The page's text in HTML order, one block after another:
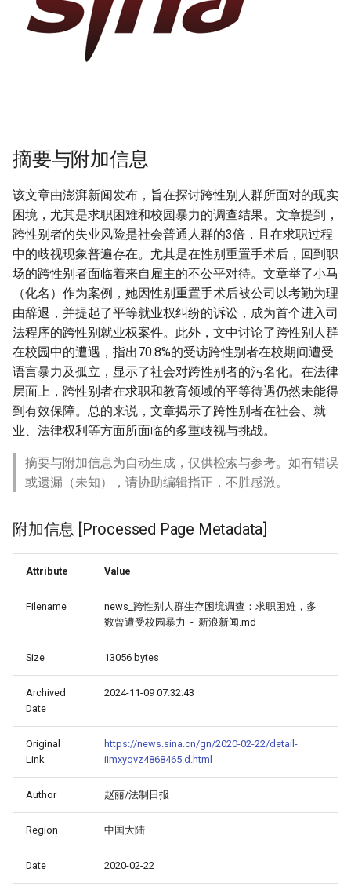
摘要与附加信息
该文章由澎湃新闻发布，旨在探讨跨性别人群所面对的现实
困境，尤其是求职困难和校园暴力的调查结果。文章提到，
跨性别者的失业风险是社会普通人群的3倍，且在求职过程
中的歧视现象普遍存在。尤其是在性别重置手术后，回到职
场的跨性别者面临着来自雇主的不公平对待。文章举了小马
（化名）作为案例，她因性别重置手术后被公司以考勤为理
由辞退，并提起了平等就业权纠纷的诉讼，成为首个进入司
法程序的跨性别就业权案件。此外，文中讨论了跨性别人群
在校园中的遭遇，指出70.8%的受访跨性别者在校期间遭受
语言暴力及孤立，显示了社会对跨性别者的污名化。在法律
层面上，跨性别者在求职和教育领域的平等待遇仍然未能得
到有效保障。总的来说，文章揭示了跨性别者在社会、就
业、法律权利等方面所面临的多重歧视与挑战。
摘要与附加信息为自动生成，仅供检索与参考。如有错误
或遗漏（未知），请协助编辑指正，不胜感激。
附加信息 [Processed Page Metadata]
Attribute Value
Filename
news_跨性别人群生存困境调查：求职困难，多
数曾遭受校园暴力_-_新浪新闻.md
Size 13056 bytes
Archived
Date
2024-11-09 07:32:43
Original
Link
https://news.sina.cn/gn/2020-02-22/detail-
iimxyqvz4868465.d.html
Author 赵丽/法制日报
Region 中国大陆
Date 2020-02-22